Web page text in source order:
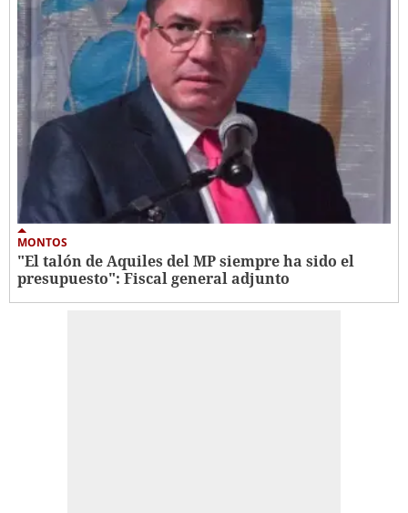
MONTOS
"El talón de Aquiles del MP siempre ha sido el
presupuesto": Fiscal general adjunto